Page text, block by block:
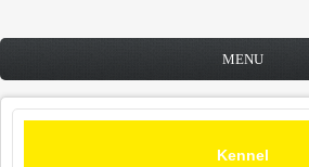
MENU
Kennel